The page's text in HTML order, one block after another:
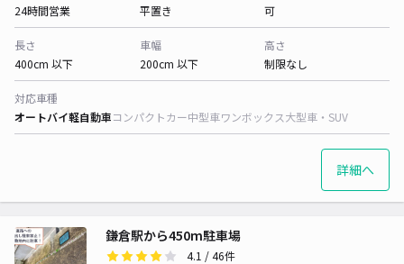
24時間営業
平置き
可
長さ
400cm 以下
車幅
200cm 以下
高さ
制限なし
対応車種
オートバイ軽自動車コンパクトカー中型車ワンボックス大型車・SUV
詳細へ
鎌倉駅から450m駐車場
4.1 / 46件